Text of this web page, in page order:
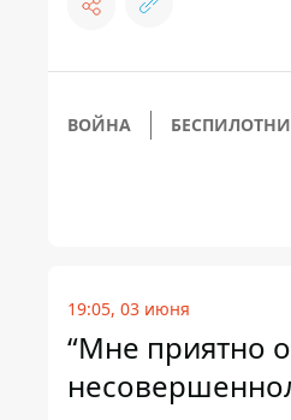
ВОЙНА
19:05, 03 июня
“Мне приятно